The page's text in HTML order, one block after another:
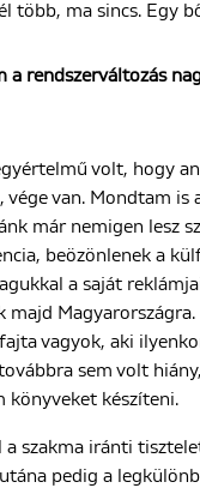
több, ma sincs. Egy
a rendszerváltozás
volt, hogy
vége van. Mondtam is
már nemigen lesz
beözönlenek a
a saját
majd
vagyok, aki
sem volt
könyveket készíteni.
a szakma iránti
pedig a